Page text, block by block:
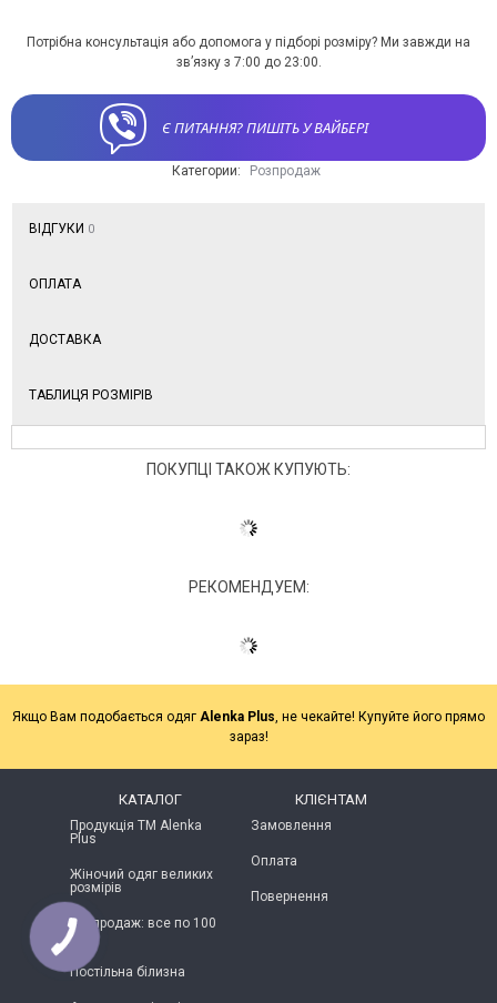
Потрібна консультація або допомога у підборі розміру? Ми завжди на
зв’язку з 7:00 до 23:00.
Є ПИТАННЯ? ПИШІТЬ У ВАЙБЕРІ
Категории: Розпродаж
ВІДГУКИ 0
ОПЛАТА
ДОСТАВКА
ТАБЛИЦЯ РОЗМІРІВ
ПОКУПЦІ ТАКОЖ КУПУЮТЬ:
РЕКОМЕНДУЕМ:
Якщо Вам подобається одяг Alenka Plus , не чекайте! Купуйте його прямо
зараз!
КАТАЛОГ
Продукція ТМ Alenka
Plus
Жіночий одяг великих
розмірів
Розпродаж: все по 100
грн
Постільна білизна
КЛІЄНТАМ
Замовлення
Оплата
Повернення